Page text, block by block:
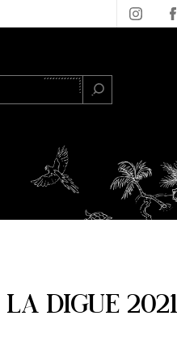
Rechercher
DIGUE 2021